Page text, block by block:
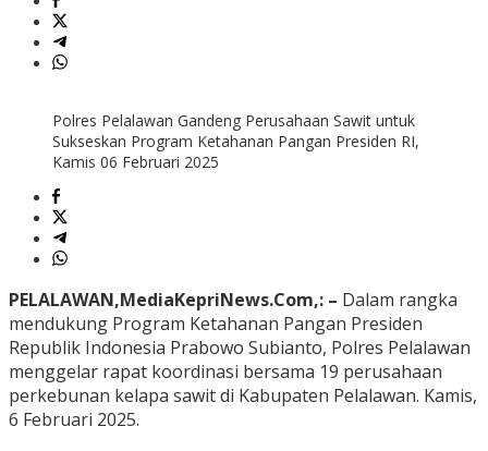
Polres Pelalawan Gandeng Perusahaan Sawit untuk
Sukseskan Program Ketahanan Pangan Presiden RI,
Kamis 06 Februari 2025
PELALAWAN,MediaKepriNews.Com,: – Dalam rangka
mendukung Program Ketahanan Pangan Presiden
Republik Indonesia Prabowo Subianto, Polres Pelalawan
menggelar rapat koordinasi bersama 19 perusahaan
perkebunan kelapa sawit di Kabupaten Pelalawan. Kamis,
6 Februari 2025.